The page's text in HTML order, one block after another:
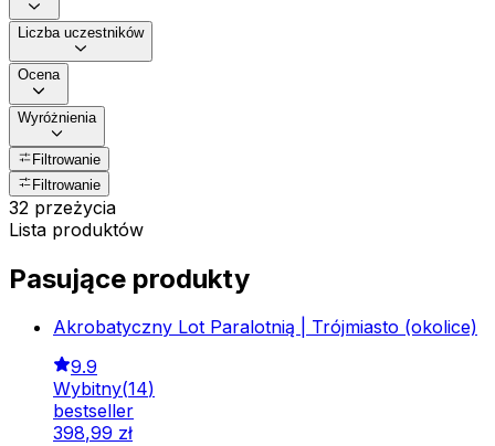
Liczba uczestników
Ocena
Wyróżnienia
Filtrowanie
Filtrowanie
32 przeżycia
Lista produktów
Pasujące produkty
Akrobatyczny Lot Paralotnią | Trójmiasto (okolice)
9.9
Wybitny(14)
bestseller
398,99 zł